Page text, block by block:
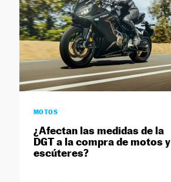
MOTOS
¿Afectan las medidas de la
DGT a la compra de motos y
escúteres?